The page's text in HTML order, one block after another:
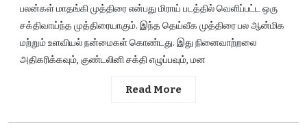
பலன்கள் மாதங்கி முத்திரை என்பது மிராய் படத்தில் வெளிப்பட்ட ஒரு
சக்திவாய்ந்த முத்திரையாகும். இந்த தெய்வீக முத்திரை பல ஆன்மிக
மற்றும் உளவியல் நன்மைகள் கொண்டது. இது நினைவாற்றலை
அதிகரிக்கவும், குண்டலினி சக்தி எழுப்பவும், மன
Read More